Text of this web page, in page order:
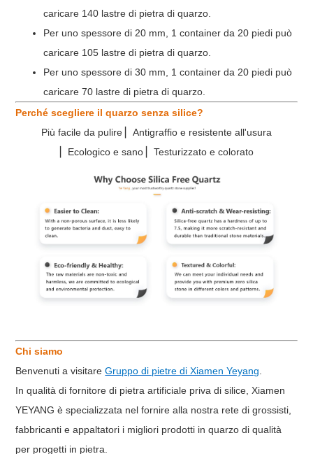
caricare 140 lastre di pietra di quarzo.
Per uno spessore di 20 mm, 1 container da 20 piedi può
caricare 105 lastre di pietra di quarzo.
Per uno spessore di 30 mm, 1 container da 20 piedi può
caricare 70 lastre di pietra di quarzo.
Perché scegliere il quarzo senza silice?
Più facile da pulire ▏Antigraffio e resistente all'usura
▏Ecologico e sano ▏Testurizzato e colorato
Chi siamo
Benvenuti a visitareGruppo di pietre di Xiamen Yeyang
In qualità di fornitore di pietra artificiale priva di silice, Xiamen
YEYANG è specializzata nel fornire alla nostra rete di grossisti,
fabbricanti e appaltatori i migliori prodotti in quarzo di qualità
per progetti in pietra.